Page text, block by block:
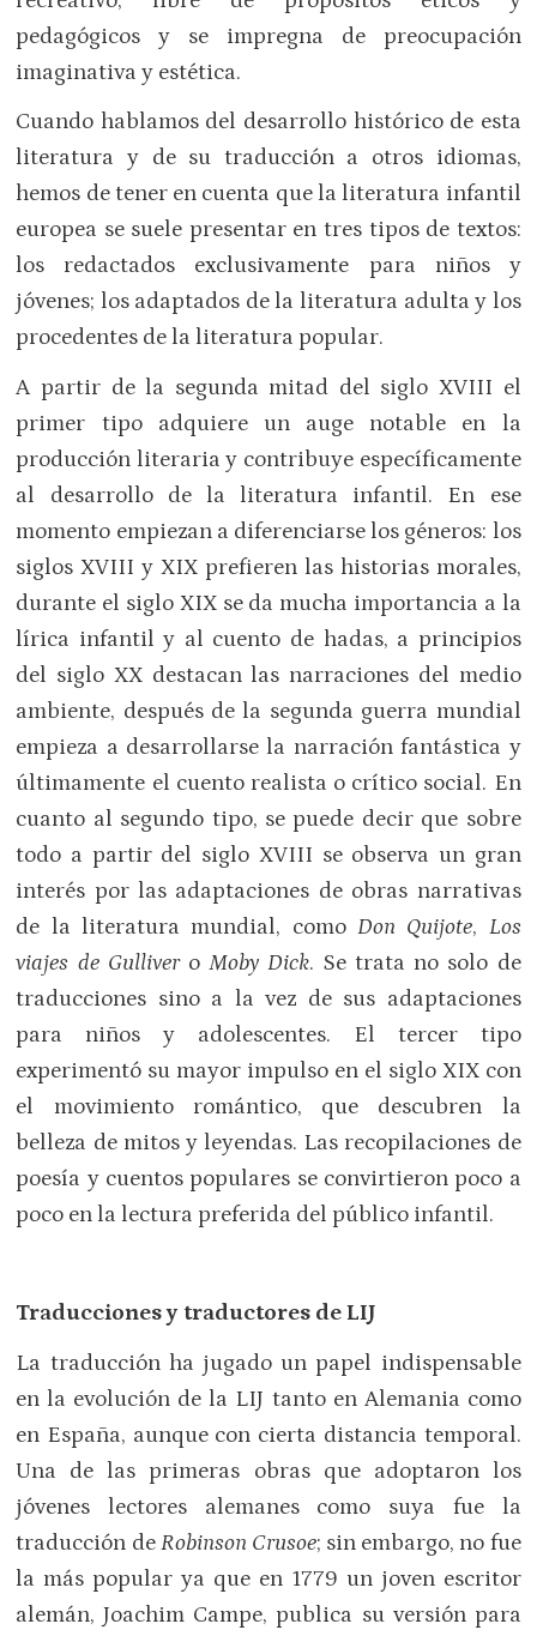
pedagógicos y se impregna de preo­cupación
imaginativa y estética.
Cuando hablamos del desarrollo histórico de esta
literatura y de su traducción a otros idiomas,
hemos de tener en cuenta que la literatura infantil
europea se suele presentar en tres tipos de textos:
los redactados exclusivamente para niños y
jóvenes; los adaptados de la literatura adulta y los
procedentes de la literatura popular.
A partir de la segunda mitad del siglo XVIII el
primer tipo adquiere un auge notable en la
producción literaria y contribuye específicamente
al desarrollo de la literatura infantil. En ese
momento empiezan a diferenciarse los géneros: los
siglos XVIII y XIX prefieren las historias morales,
durante el siglo XIX se da mucha importancia a la
lírica infantil y al cuento de hadas, a principios
del siglo XX destacan las narraciones del medio
ambiente, después de la segunda guerra mundial
empieza a desarrollarse la narración fantástica y
últimamente el cuento realista o crítico social. En
cuanto al segundo tipo, se puede decir que sobre
todo a partir del siglo XVIII se observa un gran
interés por las adaptaciones de obras narrativas
de la literatura mundial, como Don Quijote, Los
viajes de Gulliver oMoby Dick. Se trata no solo de
traducciones sino a la vez de sus adaptaciones
para niños y adolescentes. El tercer tipo
experimentó su mayor impulso en el siglo XIX con
el movimiento romántico, que descubren la
belleza de mitos y leyendas. Las recopilaciones de
poesía y cuentos populares se convirtieron poco a
poco en la lectura preferida del público infantil.
Traducciones y traductores de LIJ
La traducción ha jugado un papel indispensable
en la evolución de la LIJ tanto en Alemania como
en España, aunque con cierta distancia temporal.
Una de las primeras obras que adoptaron los
jóvenes lectores alemanes como suya fue la
traducción deRobinson Crusoe; sin embargo, no fue
la más popular ya que en 1779 un joven escritor
alemán, Joachim Campe, publica su versión para